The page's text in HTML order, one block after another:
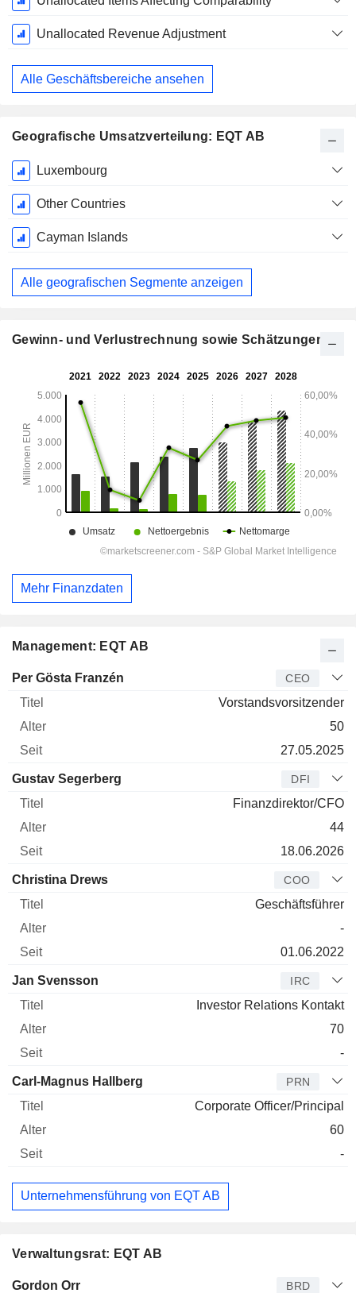
Unallocated Revenue Adjustment
Alle Geschäftsbereiche ansehen
Geografische Umsatzverteilung: EQT AB
Ende d.
Geschäftsjahres:
Dezember
Luxembourg
Other Countries
Cayman Islands
Alle geografischen Segmente anzeigen
Management: EQT AB
Manager Titel Alter
Per Gösta Franzén CEO
Vorstandsvorsitzender
50
27.05.2025
Gustav Segerberg DFI
Finanzdirektor/CFO
44
18.06.2026
Christina Drews COO
Geschäftsführer
-
01.06.2022
Jan Svensson IRC
Investor Relations Kontakt
70
-
Carl-Magnus Hallberg PRN
Corporate Officer/Principal
60
-
Unternehmensführung von EQT AB
Verwaltungsrat: EQT AB
Verwaltungsratsmitglied
Gordon Orr BRD
Gewinn- und Verlustrechnung sowie Schätzungen
Mehr Finanzdaten